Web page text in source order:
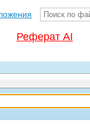
Реферат AI